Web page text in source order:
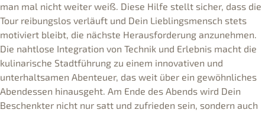
man mal nicht weiter weiß. Diese Hilfe stellt sicher, dass die
Tour reibungslos verläuft und Dein Lieblingsmensch stets
motiviert bleibt, die nächste Herausforderung anzunehmen.
Die nahtlose Integration von Technik und Erlebnis macht die
kulinarische Stadtführung zu einem innovativen und
unterhaltsamen Abenteuer, das weit über ein gewöhnliches
Abendessen hinausgeht. Am Ende des Abends wird Dein
Beschenkter nicht nur satt und zufrieden sein, sondern auch